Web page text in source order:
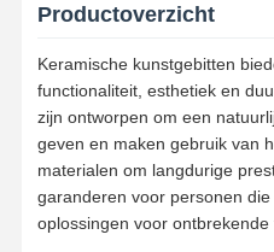
Productoverzicht
Keramische kunstgebitten
functionaliteit, esthetiek en
zijn ontworpen om een
geven en maken gebruik van
materialen om langdurige
garanderen voor personen
oplossingen voor ontbrekende